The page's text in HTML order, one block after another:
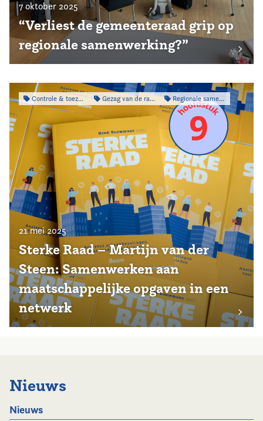
7 oktober 2025
“Verliest de gemeenteraad grip op
regionale samenwerking?”
Controle & toezicht Gezag van de raad Regionale samenwerking
21 mei 2025
Sterke Raad – Martijn van der
Steen: Samenwerken aan
maatschappelijke opgaven in een
netwerk
Nieuws
Nieuws